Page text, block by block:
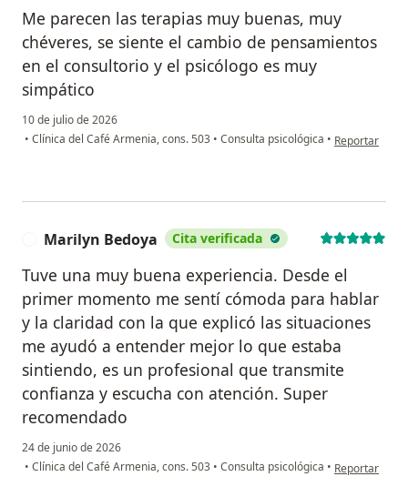
Me parecen las terapias muy buenas, muy
chéveres, se siente el cambio de pensamientos
en el consultorio y el psicólogo es muy
simpático
10 de julio de 2026
• Clínica del Café Armenia, cons. 503 • Consulta psicológica • en opinión
Reportar
Marilyn Bedoya Cita verificada
Tuve una muy buena experiencia. Desde el
primer momento me sentí cómoda para hablar
y la claridad con la que explicó las situaciones
me ayudó a entender mejor lo que estaba
sintiendo, es un profesional que transmite
confianza y escucha con atención. Super
recomendado
24 de junio de 2026
• Clínica del Café Armenia, cons. 503 • Consulta psicológica • en opinión
Reportar